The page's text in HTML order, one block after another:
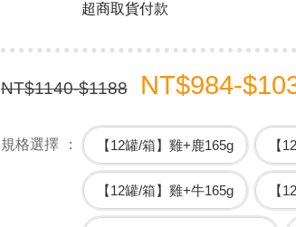
超商取貨付款
NT$1140-$1188 NT$984-
規格選擇 【12罐/箱】雞+鹿165g 【
【12罐/箱】雞+牛165g 【